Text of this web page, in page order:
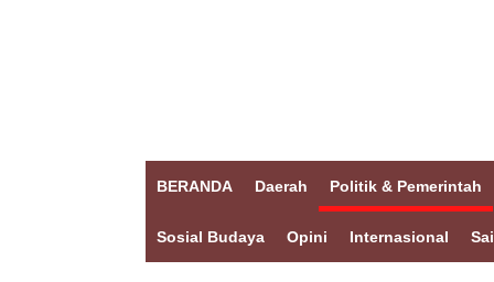
BERANDA Daerah Politik & Pemerintah
Sosial Budaya Opini Internasional